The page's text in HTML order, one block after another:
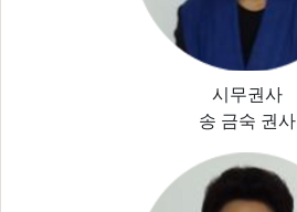
시무권사
송 금숙 권사